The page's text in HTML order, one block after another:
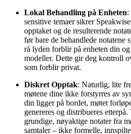
Lokal Behandling på Enheten:
sensitive temaer sikrer
opptaket og de resulterende
før bare de behandlede
rå lyden forblir på enheten din
modeller. Dette gir deg kontroll
som forblir privat.
Diskret Opptak: Naturlig, lite
møtene dine ikke forstyrres av
din ligger på bordet, møtet
genereres og distribueres
grundige, nøyaktige notater fra
samtaler – ikke formelle,